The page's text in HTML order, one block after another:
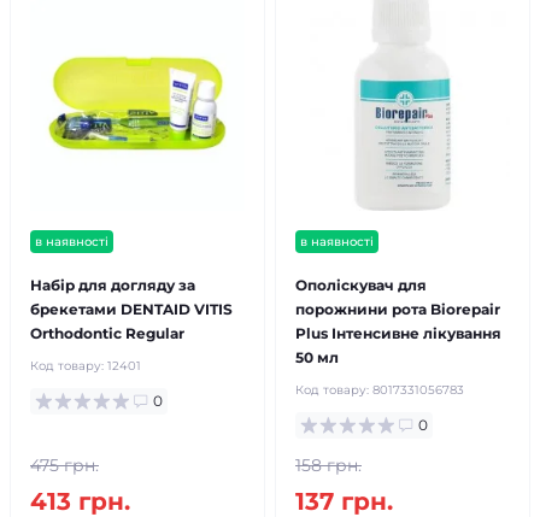
в наявності
Набір для догляду за
брекетами DENTAID VITIS
Orthodontic Regular
Код товару: 12401
0
475 грн.
413 грн.
в наявності
Ополіскувач для
порожнини рота Biorepair
Plus Інтенсивне лікування
50 мл
Код товару: 8017331056783
0
158 грн.
137 грн.